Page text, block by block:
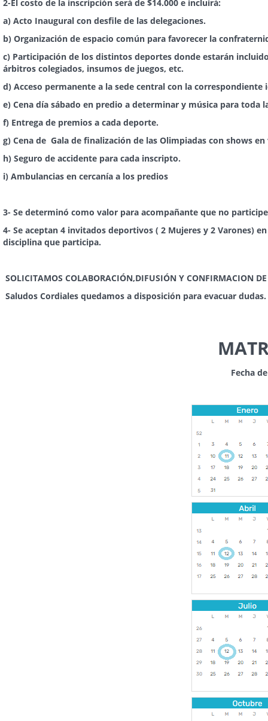
2- El costo de la inscripción será de $14.000 e incluirá:
a) Acto Inaugural con desfile de las delegaciones.
b) Organización de espacio común para favorecer la
c) Participación de los distintos deportes donde estarán
árbitros colegiados, insumos de juegos, etc.
d) Acceso permanente a la sede central con la
e) Cena día sábado en predio a determinar y música para toda
f) Entrega de premios a cada deporte.
g) Cena de Gala de finalización de las Olimpiadas con shows en
h) Seguro de accidente para cada inscripto.
i) Ambulancias en cercanía a los predios
3- Se determinó como valor para acompañante que no
4- Se aceptan 4 invitados deportivos ( 2 Mujeres y 2 Varones)
disciplina que participa.
SOLICITAMOS COLABORACIÓN,DIFUSIÓN Y CONFIRMACION DE
Saludos Cordiales quedamos a disposición para evacuar dudas.
Fecha